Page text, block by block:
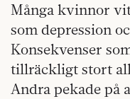
Många kvinnor
som depression
Konsekvenser
tillräckligt stort
Andra pekade på